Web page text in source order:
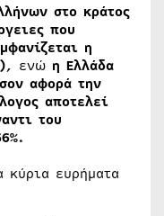
στο κράτος
που
η
, ενώ η Ελλάδα
αφορά την
αποτελεί
του
ευρήματα